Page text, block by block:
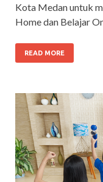
Kota Medan untuk
Home dan Belajar
READ MORE